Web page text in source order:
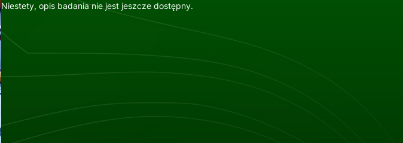
Niestety, opis badania nie jest jeszcze dostępny.